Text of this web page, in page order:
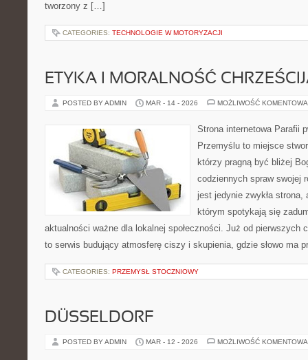
tworzony z […]
CATEGORIES: TECHNOLOGIE W MOTORYZACJI
ETYKA I MORALNOŚĆ
POSTED BY ADMIN MAR - 14 - 2026 MOŻLIWOŚĆ
Strona internetowa Parafii
Przemyślu to miejsce
którzy pragną być bliżej
codziennych spraw swojej
jest jedynie zwykła
którym spotykają się
aktualności ważne dla lokalnej społeczności. Już od pierwszych
to serwis budujący atmosferę ciszy i skupienia, gdzie słowo ma
CATEGORIES: PRZEMYSŁ STOCZNIOWY
DÜSSELDORF
POSTED BY ADMIN MAR - 12 - 2026 MOŻLIWOŚĆ